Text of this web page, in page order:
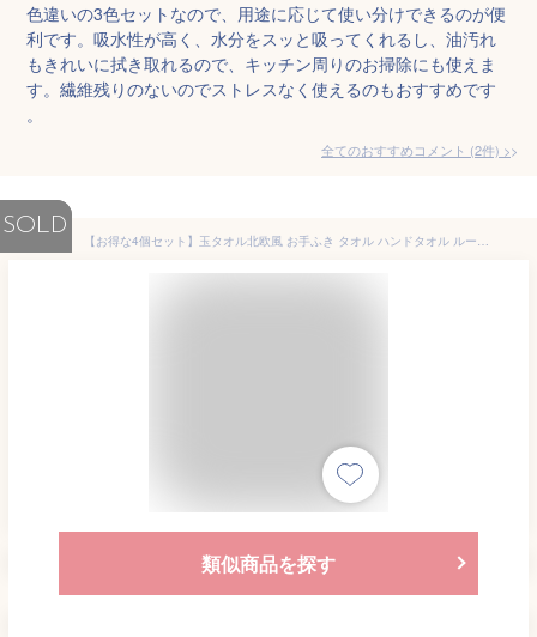
色違いの3色セットなので、用途に応じて使い分けできるのが便
利です。吸水性が高く、水分をスッと吸ってくれるし、油汚れ
もきれいに拭き取れるので、キッチン周りのお掃除にも使えま
す。繊維残りのないのでストレスなく使えるのもおすすめです
。
全てのおすすめコメント (2件) >
SOLD
【お得な4個セット】玉タオル北欧風 お手ふき タオル ハンドタオル ループつきタオル インテリア モールタオル マイクロファイバー たおる 吸水 速乾 洗面タオル 手拭き 手ふき 子供用 公園用 洗面 おしゃれ かわいい 厚手 ふわふわ シンプル ニュアンスカラー くすみカラー
類似商品を探す